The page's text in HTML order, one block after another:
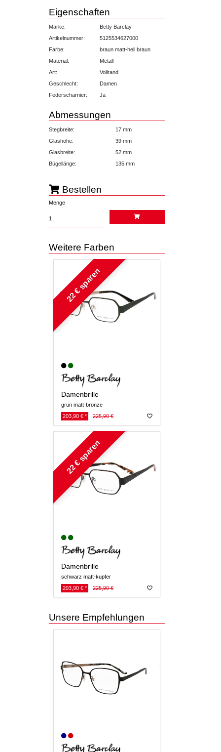
Eigenschaften
Marke:
Betty Barclay
Artikelnummer:
5125534627000
Farbe:
braun matt-hell braun
Material:
Metall
Art:
Vollrand
Geschlecht:
Damen
Federscharnier:
Ja
Abmessungen
Stegbreite:
17 mm
Glashöhe:
39 mm
Glasbreite:
52 mm
Bügellänge:
135 mm
Bestellen
Menge
Weitere Farben
22 € sparen
Damenbrille
grün matt-bronze
203,90 € *
225,90 €
22 € sparen
Damenbrille
schwarz matt-kupfer
203,90 € *
225,90 €
Unsere Empfehlungen